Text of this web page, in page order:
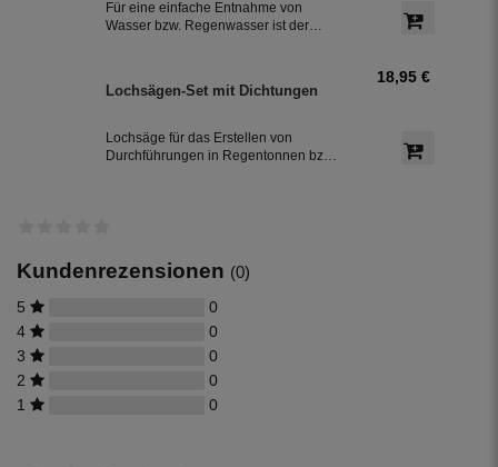
Für eine einfache Entnahme von
Wasser bzw. Regenwasser ist der
ein 3/4 Zoll Außengewinde. Ein
Lieferumfang enthalten.
Lochsägen-Set mit Dichtungen
Lochsäge für das Erstellen von
Durchführungen in Regentonnen bzw.
18,95 €
Kundenrezensionen (0)
5
0
4
0
3
0
2
0
1
0